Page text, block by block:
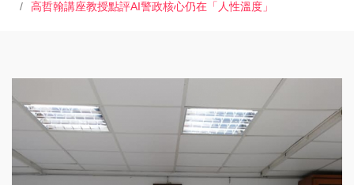
高哲翰講座教授點評AI警政核心仍在「人性溫度」